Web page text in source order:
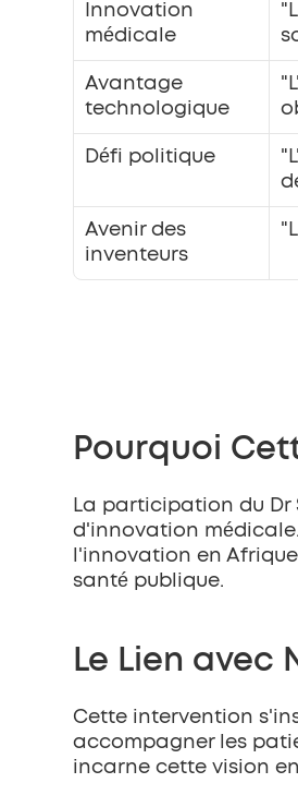
Innovation
médicale
Avantage
technologique
Défi politique
Avenir des
inventeurs
Pourquoi
La participation du Dr
d'innovation
l'innovation en
santé publique.
Le Lien avec
Cette intervention
accompagner les
incarne cette vision